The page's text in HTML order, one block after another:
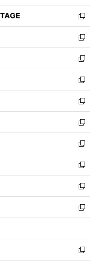
開
く
ウ
で
開
く
し
い
ウ
ィ
ン
ド
ウ
で
開
く
新
し
い
ウ
ィ
ン
ド
ウ
で
開
く
新
し
い
ウ
ィ
ン
ド
ウ
で
開
く
新
し
い
ウ
ィ
ン
ド
ウ
で
開
く
新
し
い
ウ
ィ
ン
ド
ウ
で
開
く
新
し
い
ウ
ィ
ン
ド
ウ
で
開
く
新
し
い
ウ
ィ
ン
ド
ウ
で
開
新
し
い
ウ
ィ
ン
ド
ウ
開
く
新
し
い
ウ
ィ
ン
ウ
で
開
新
し
い
ウ
ン
ド
ウ
新
し
ウ
ィ
ン
新
し